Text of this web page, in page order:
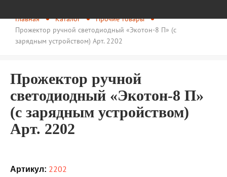
Главная Каталог
Прочие товары
Прожектор ручной светодиодный «Экотон-8 П» (с
зарядным устройством) Арт. 2202
Прожектор ручной
светодиодный «Экотон-8 П»
(с зарядным устройством)
Арт. 2202
Артикул: 2202